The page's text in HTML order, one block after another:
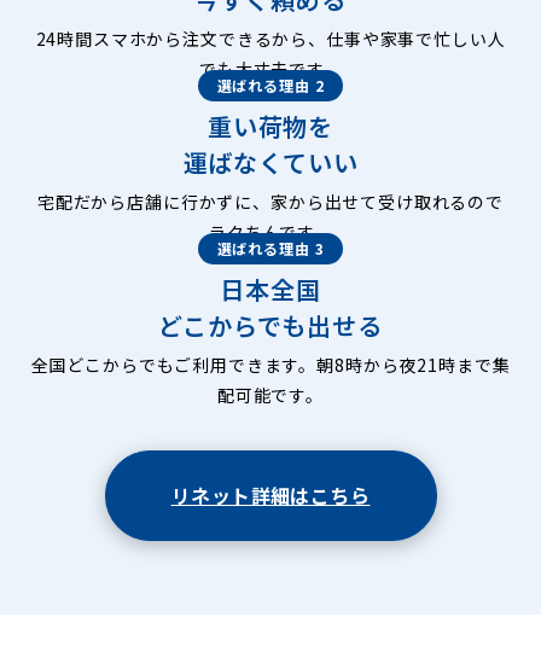
24時間スマホから注文できるから、仕事や家事で忙しい人
でも大丈夫です。
選ばれる理由 2
重い荷物を
運ばなくていい
宅配だから店舗に行かずに、家から出せて受け取れるので
ラクちんです。
選ばれる理由 3
日本全国
どこからでも出せる
全国どこからでもご利用できます。朝8時から夜21時まで集
配可能です。
リネット詳細はこちら